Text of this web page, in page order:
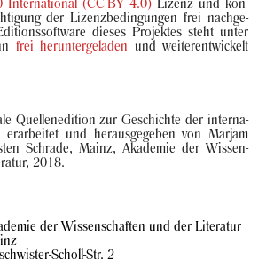
In­ter­na­tio­nal (CC-BY 4.0) Li­zenz und kön­
der Li­zenz­be­din­gun­gen frei nach­ge­
die­ses Pro­jek­tes steht unter
frei her­un­ter­ge­la­den und wei­ter­ent­wi­ckelt
Quel­len­edi­ti­on zur Ge­schich­te der in­ter­na­
er­ar­bei­tet und her­aus­ge­ge­ben von Mar­jam
Schra­de, Mainz, Aka­de­mie der Wis­sen­
2018.
der Wis­sen­schaf­ten und der Li­te­ra­tur
​Scholl-Str. 2